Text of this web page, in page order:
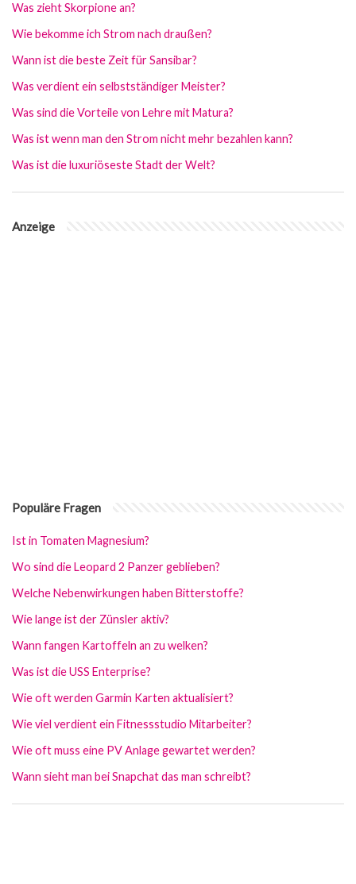
Was zieht Skorpione an?
Wie bekomme ich Strom nach draußen?
Wann ist die beste Zeit für Sansibar?
Was verdient ein selbstständiger Meister?
Was sind die Vorteile von Lehre mit Matura?
Was ist wenn man den Strom nicht mehr bezahlen kann?
Was ist die luxuriöseste Stadt der Welt?
Anzeige
Populäre Fragen
Ist in Tomaten Magnesium?
Wo sind die Leopard 2 Panzer geblieben?
Welche Nebenwirkungen haben Bitterstoffe?
Wie lange ist der Zünsler aktiv?
Wann fangen Kartoffeln an zu welken?
Was ist die USS Enterprise?
Wie oft werden Garmin Karten aktualisiert?
Wie viel verdient ein Fitnessstudio Mitarbeiter?
Wie oft muss eine PV Anlage gewartet werden?
Wann sieht man bei Snapchat das man schreibt?